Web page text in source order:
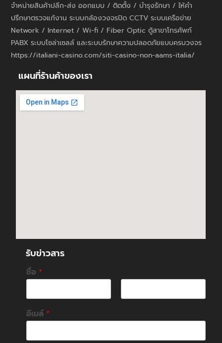
จำหน่ายสินค้าปลีก-ส่ง ออกแบบ / ติดตั้ง / บำรุงรักษา / ให้คำ
ปรึกษาตรวจแก้งาน ระบบกล้องวงจรปิด CCTV ระบบเครือข่าย
Network / Internet / Wi-fi / Fiber Optic ตู้สาขาโทรศัพท์
PABX ระบบโซล่าเซลล์ และระบบรักษาความปลอดภัยแบบครบวงจร
https://italiani-casino.com/siti-casino-non-aams-italia/
แผนที่ร้านค้าของเรา
รับข่าวสาร
ชื่อ *
F
i
r
L
อีเมล์ *